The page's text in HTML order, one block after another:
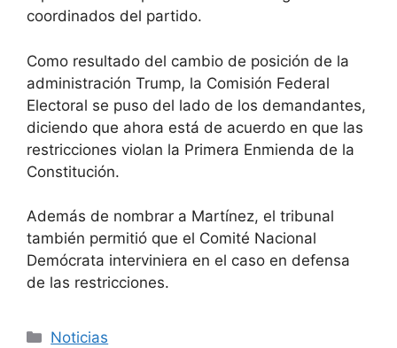
coordinados del partido.
Como resultado del cambio de posición de la
administración Trump, la Comisión Federal
Electoral se puso del lado de los demandantes,
diciendo que ahora está de acuerdo en que las
restricciones violan la Primera Enmienda de la
Constitución.
Además de nombrar a Martínez, el tribunal
también permitió que el Comité Nacional
Demócrata interviniera en el caso en defensa
de las restricciones.
Categorías
Noticias